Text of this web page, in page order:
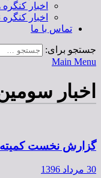
اخبار
اخبار کنگره
تماس با ما
جستجو برای:
Main Menu
اخبار
گزارش نخست
30 مرداد 1396